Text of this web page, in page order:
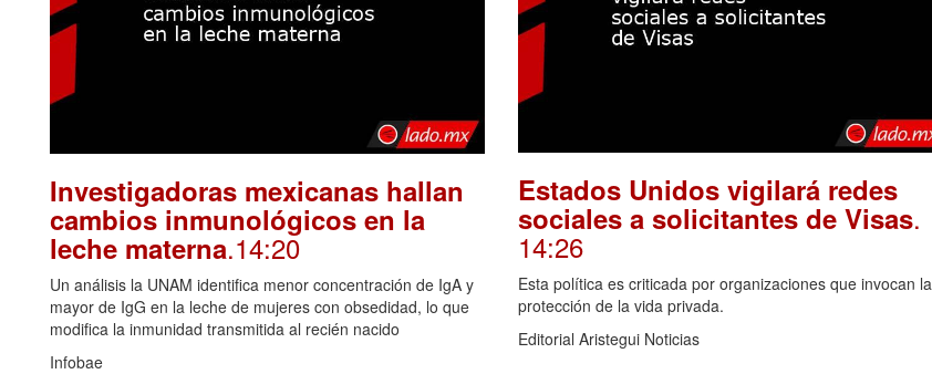
Investigadoras mexicanas hallan
cambios inmunológicos en la
leche materna.14:20
Un análisis la UNAM identifica menor concentración de IgA y
mayor de IgG en la leche de mujeres con obsedidad, lo que
modifica la inmunidad transmitida al recién nacido
Infobae
Estados Unidos vigilará redes
sociales a solicitantes de Visas.
14:26
Esta política es criticada por organizaciones que invocan la
protección de la vida privada.
Editorial Aristegui Noticias